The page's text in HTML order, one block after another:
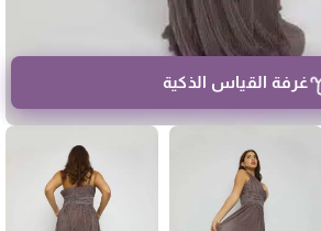
غرفة القياس الذكية